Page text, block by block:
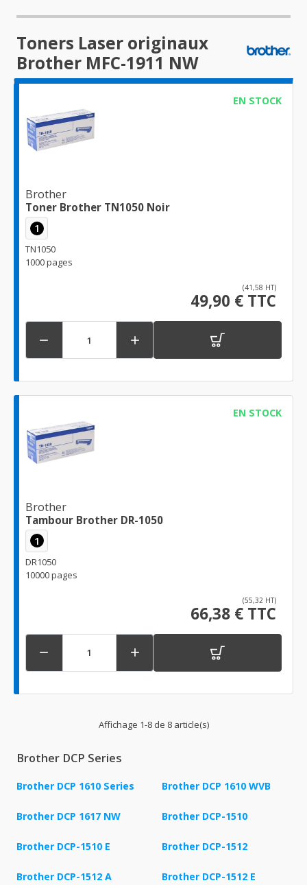
Toners Laser originaux
Brother MFC-1911 NW
EN STOCK
Brother
Toner Brother TN1050 Noir
1
TN1050
1000 pages
(41,58 HT)
49,90 € TTC
 
EN STOCK
Brother
Tambour Brother DR-1050
1
DR1050
10000 pages
(55,32 HT)
66,38 € TTC
 
Affichage 1-8 de 8 article(s)
Brother DCP Series
Brother DCP 1610 Series Brother DCP 1610 WVB
Brother DCP 1617 NW Brother DCP-1510
Brother DCP-1510 E Brother DCP-1512
Brother DCP-1512 A Brother DCP-1512 E